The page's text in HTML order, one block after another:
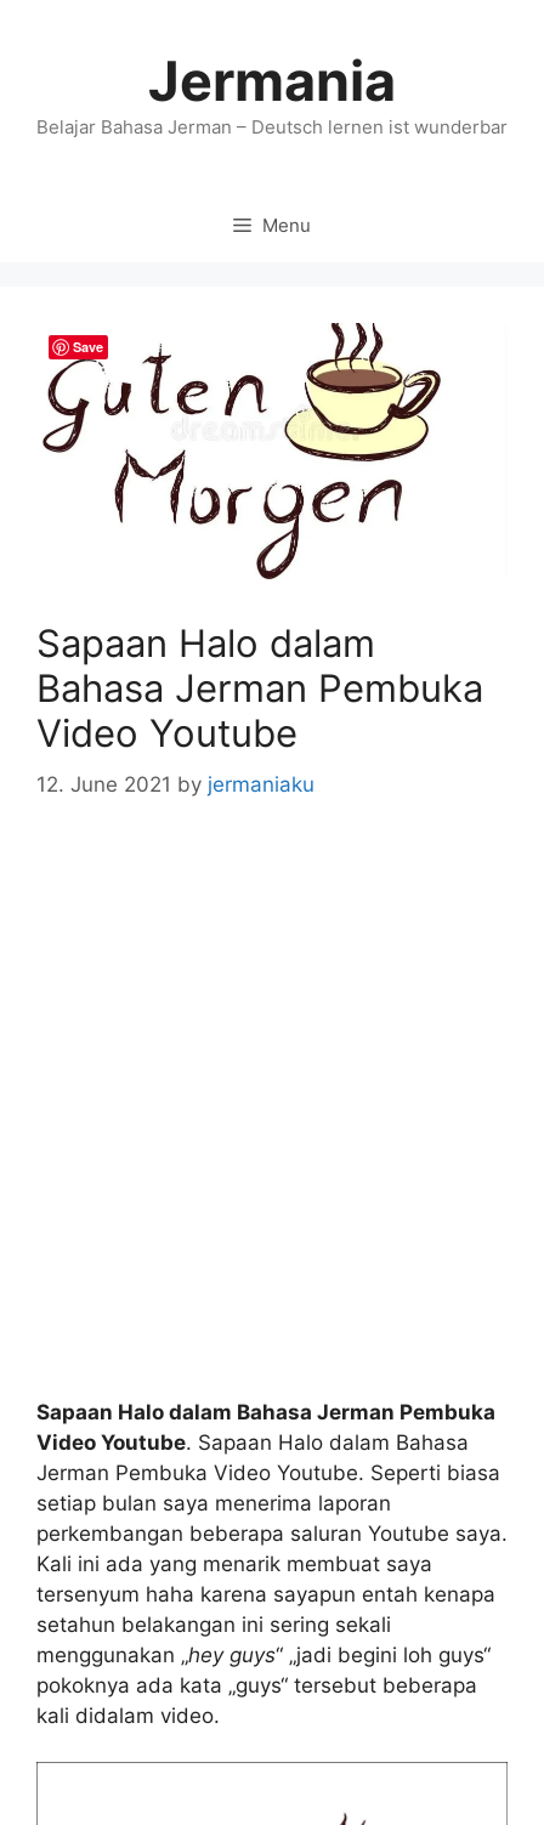
Jermania
Belajar Bahasa Jerman – Deutsch lernen ist wunderbar
Menu
Sapaan Halo dalam
Bahasa Jerman Pembuka
Video Youtube
12. June 2021 by jermaniaku
Sapaan Halo dalam Bahasa Jerman Pembuka
Video Youtube. Sapaan Halo dalam Bahasa
Jerman Pembuka Video Youtube. Seperti biasa
setiap bulan saya menerima laporan
perkembangan beberapa saluran Youtube saya.
Kali ini ada yang menarik membuat saya
tersenyum haha karena sayapun entah kenapa
setahun belakangan ini sering sekali
menggunakan „hey guys“ „jadi begini loh guys“
pokoknya ada kata „guys“ tersebut beberapa
kali didalam video.
Save